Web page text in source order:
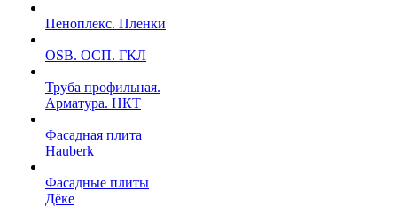
Пеноплекс. Пленки
OSB. ОСП. ГКЛ
Труба профильная.
Арматура. НКТ
Фасадная плита
Hauberk
Фасадные плиты
Дёке